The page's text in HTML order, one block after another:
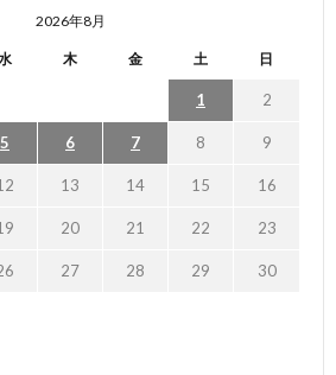
2026年8月
木 金 土 日
1 2
5 6 7 8 9
13 14 15 16
20 21 22 23
27 28 29 30